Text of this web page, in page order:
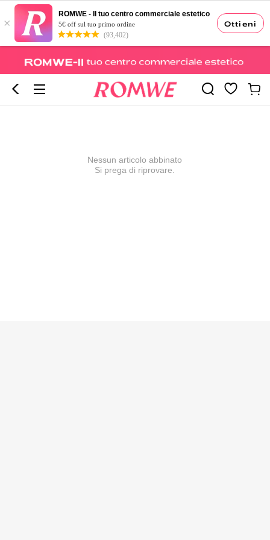
Ottieni
×
ROMWE - Il tuo centro commerciale estetico
5€ off sul tuo primo ordine
(93,402)
Nessun articolo abbinato
Si prega di riprovare.